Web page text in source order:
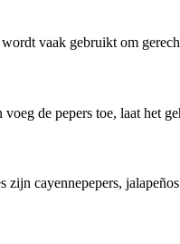
vaak gebruikt om
de pepers toe, laat het
cayennepepers,